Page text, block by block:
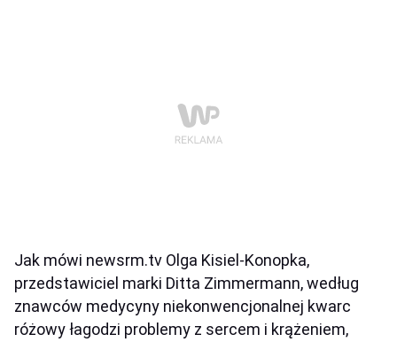
Jak mówi newsrm.tv Olga Kisiel-Konopka,
przedstawiciel marki Ditta Zimmermann, według
znawców medycyny niekonwencjonalnej kwarc
różowy łagodzi problemy z sercem i krążeniem,